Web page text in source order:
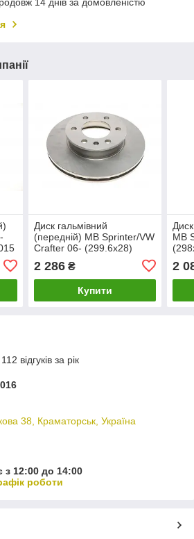
14 днів за домовленістю
Диск гальмівний
(передній) MB Sprinter/VW
Crafter 06- (299.6x28)
2 286₴
Купити
MB
2
відгуків за рік
38, Краматорськ, Україна
з 12:00 до 14:00
роботи